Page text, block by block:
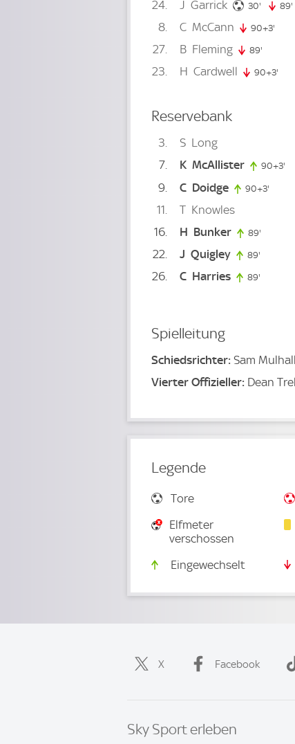
24
J Garrick 30' 30. 89'
8 C McCann 90+3'
27 B Fleming 89'
23 H Cardwell 90+3'
Reservebank
3 S Long
7
K McAllister 90+3'
9 C Doidge 90+3'
11 T Knowles
16
H Bunker 89'
22 J Quigley 89'
26 C Harries 89'
Spielleitung
Schiedsrichter: Sam Mulhall
Vierter Offizieller: Dean
Legende
Tore
Elfmeter
verschossen
Eingewechselt
X Facebook
Sky Sport erleben